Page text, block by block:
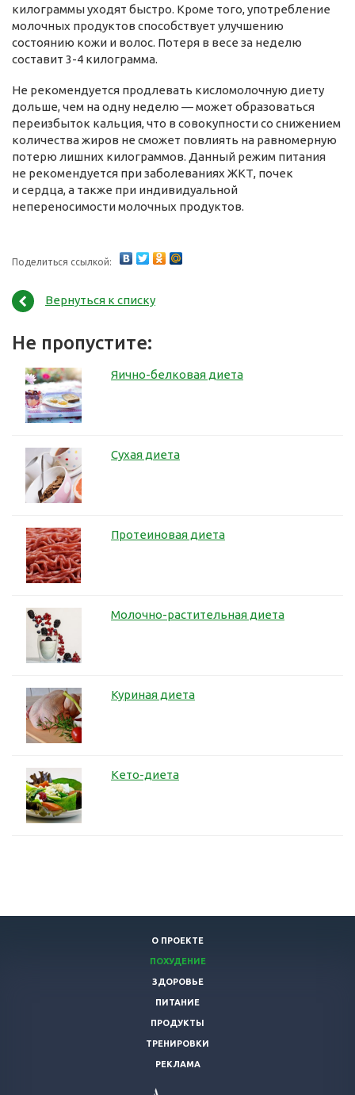
килограммы уходят быстро. Кроме того, употребление
молочных продуктов способствует улучшению
состоянию кожи и волос. Потеря в весе за неделю
составит 3-4 килограмма.
Не рекомендуется продлевать кисломолочную диету
дольше, чем на одну неделю — может образоваться
переизбыток кальция, что в совокупности со снижением
количества жиров не сможет повлиять на равномерную
потерю лишних килограммов. Данный режим питания
не рекомендуется при заболеваниях ЖКТ, почек
и сердца, а также при индивидуальной
непереносимости молочных продуктов.
Поделиться ссылкой:
Вернуться к списку
Не пропустите:
Яично-белковая диета
Сухая диета
Протеиновая диета
Молочно-растительная диета
Куриная диета
Кето-диета
О ПРОЕКТЕ
ПОХУДЕНИЕ
ЗДОРОВЬЕ
ПИТАНИЕ
ПРОДУКТЫ
ТРЕНИРОВКИ
РЕКЛАМА